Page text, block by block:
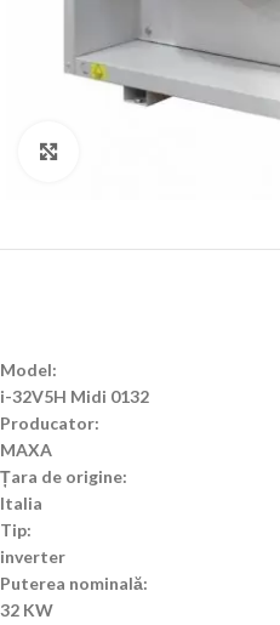
Model:
i-32V5H Midi 0132
Producator:
MAXA
Țara de origine:
Italia
Tip:
inverter
Puterea nominală:
32 KW